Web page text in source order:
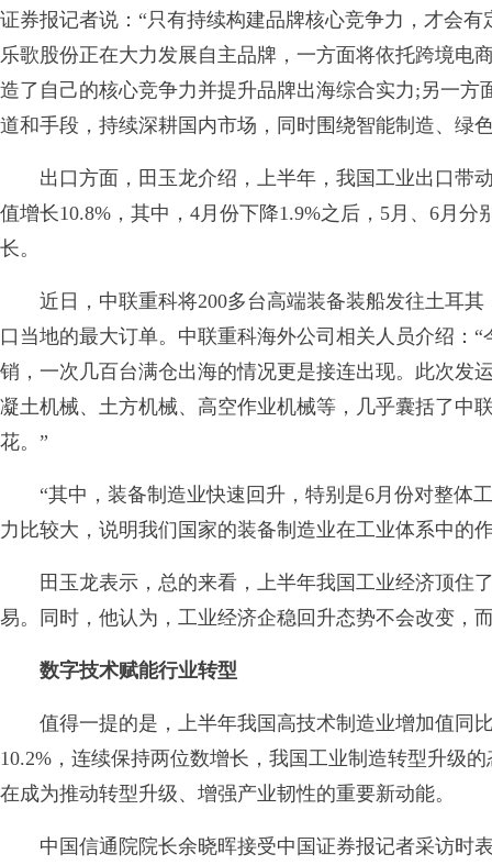
证券报记者说：“只有持续构建品牌核心竞争力，才会
乐歌股份正在大力发展自主品牌，一方面将依托跨境电
造了自己的核心竞争力并提升品牌出海综合实力;另一
道和手段，持续深耕国内市场，同时围绕智能制造、绿
出口方面，田玉龙介绍，上半年，我国工业出口带
值增长10.8%，其中，4月份下降1.9%之后，5月、6月分
长。
近日，中联重科将200多台高端装备装船发往土耳其
口当地的最大订单。中联重科海外公司相关人员介绍：
销，一次几百台满仓出海的情况更是接连出现。此次发
凝土机械、土方机械、高空作业机械等，几乎囊括了中
花。”
“其中，装备制造业快速回升，特别是6月份对整体
力比较大，说明我们国家的装备制造业在工业体系中的
田玉龙表示，总的来看，上半年我国工业经济顶住
易。同时，他认为，工业经济企稳回升态势不会改变，
数字技术赋能行业转型
值得一提的是，上半年我国高技术制造业增加值同
10.2%，连续保持两位数增长，我国工业制造转型升级
在成为推动转型升级、增强产业韧性的重要新动能。
中国信通院院长余晓晖接受中国证券报记者采访时